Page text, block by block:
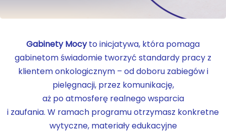
Gabinety Mocyto inicjatywa, która pomaga
gabinetom świadomie tworzyć standardy pracy z
klientem onkologicznym – od doboru zabiegów i
pielęgnacji, przez komunikację,
aż po atmosferę realnego wsparcia
i zaufania. W ramach programu otrzymasz konkretne
wytyczne, materiały edukacyjne